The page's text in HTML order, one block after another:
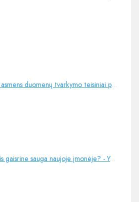
Specialiųjų kategorijų asmens duomenų tvarkymo teisiniai pagrindai
Nuo ko pradėti rūpintis gaisrine sauga naujoje įmonėje? - YouTube